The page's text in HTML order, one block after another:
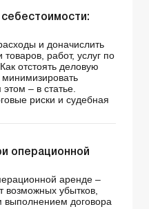
и доначислить
работ, услуг по
отстоять деловую
– в статье.
риски и судебная
операционной
аренде –
возможных убытков,
договора